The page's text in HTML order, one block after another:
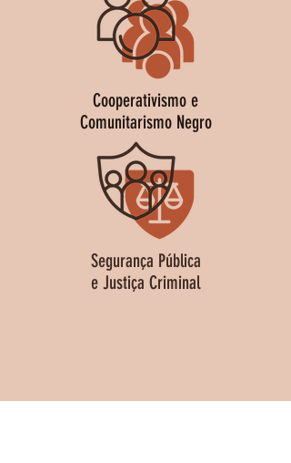
Cooperativismo e
Comunitarismo Negro
Segurança Pública
e Justiça Criminal